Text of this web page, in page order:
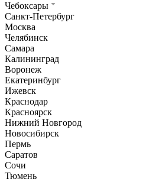
Чебоксары
Санкт-Петербург
Москва
Челябинск
Самара
Калининград
Воронеж
Екатеринбург
Ижевск
Краснодар
Красноярск
Нижний Новгород
Новосибирск
Пермь
Саратов
Сочи
Тюмень